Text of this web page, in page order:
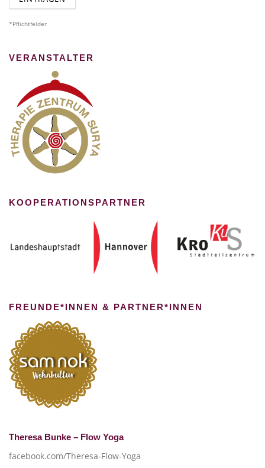
*Pflichtfelder
VERANSTALTER
KOOPERATIONSPARTNER
FREUNDE*INNEN & PARTNER*INNEN
Theresa Bunke – Flow Yoga
facebook.com/Theresa-Flow-Yoga